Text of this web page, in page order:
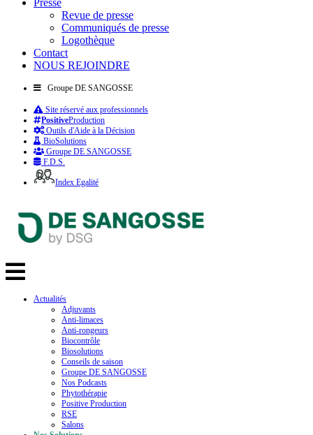
Presse
Revue de presse
Communiqués de presse
Logothèque
Contact
NOUS REJOINDRE
Groupe DE SANGOSSE
Site réservé aux professionnels
PositiveProduction
Outils d'Aide à la Décision
BioSolutions
Groupe DE SANGOSSE
F.D.S.
Index Egalité
Actualités
Adjuvants
Anti-limaces
Anti-rongeurs
Biocontrôle
Biosolutions
Conseils de saison
Groupe DE SANGOSSE
Nos Podcasts
Phytothérapie
Positive Production
RSE
Salons